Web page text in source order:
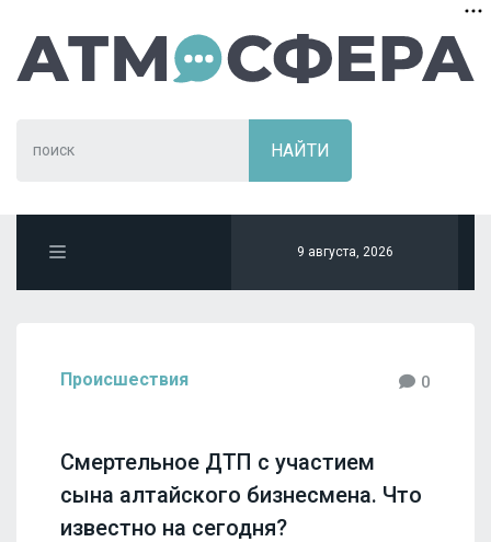
9 августа, 2026
Происшествия 0
Смертельное ДТП с участием
сына алтайского бизнесмена. Что
известно на сегодня?